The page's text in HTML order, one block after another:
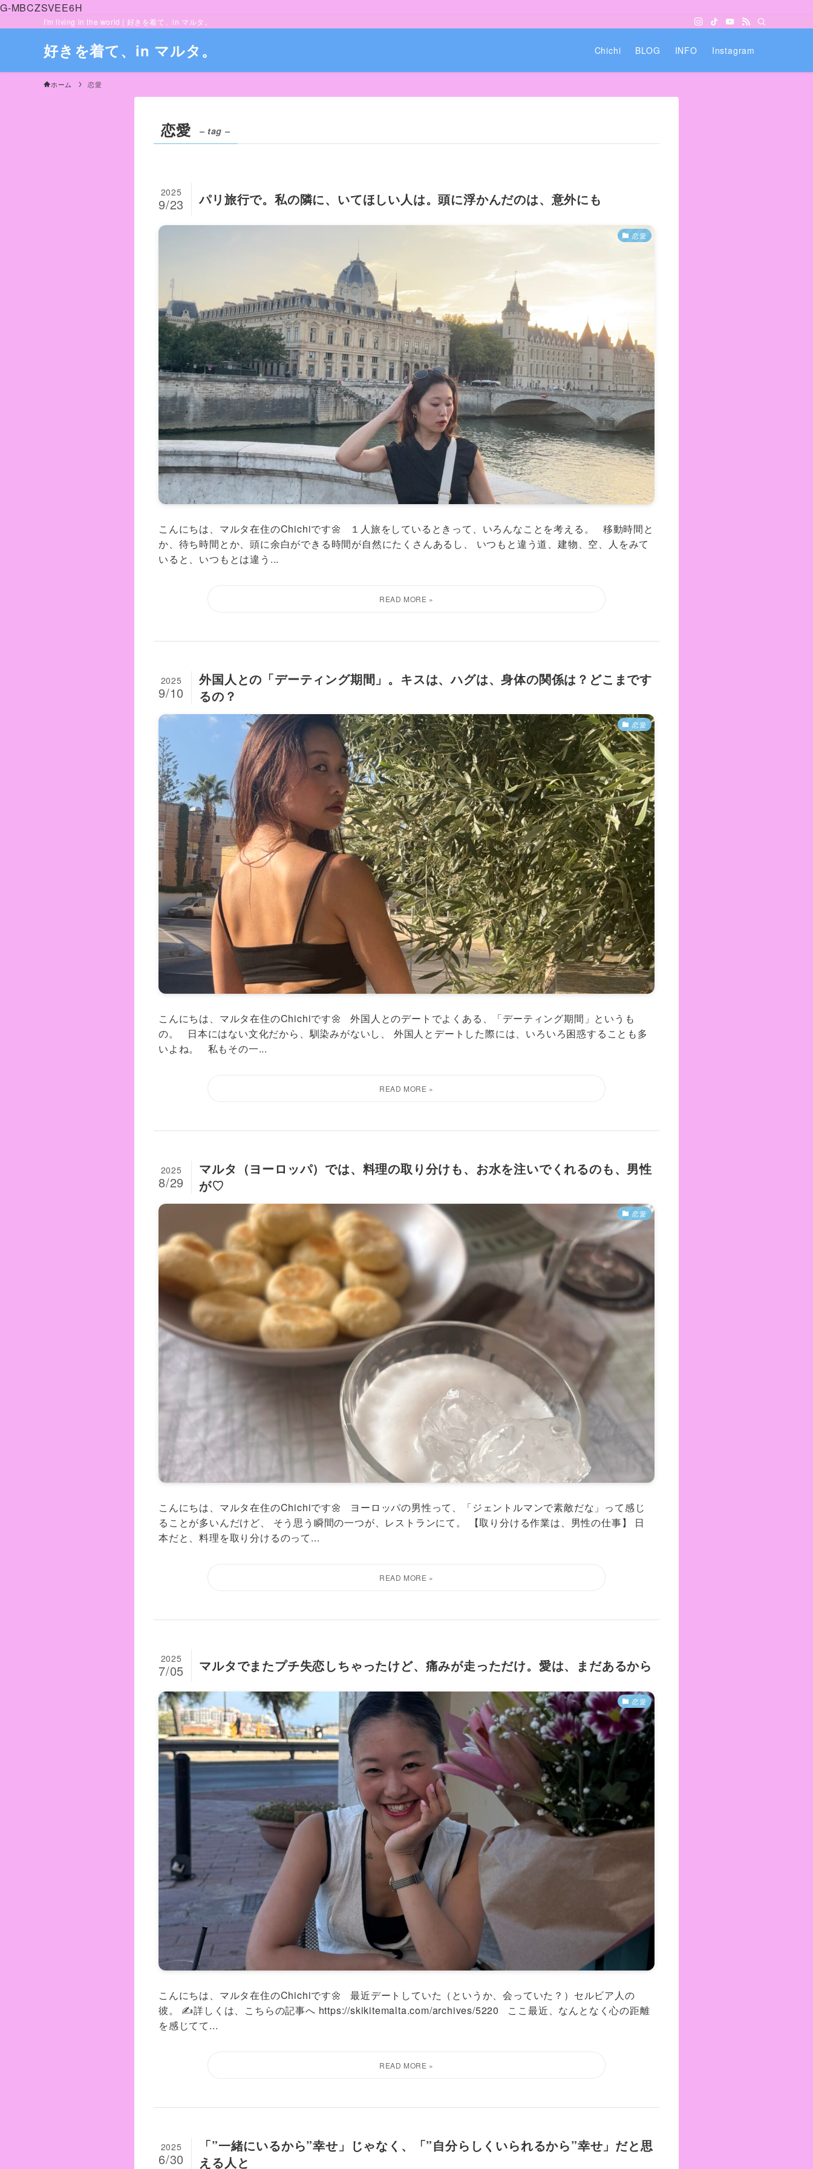
G-MBCZSVEE6H
I'm living in the world | 好きを着て、in マルタ。
好きを着て、in マルタ。 Chichi BLOG INFO Instagram
ホーム 恋愛
恋愛 – tag –
パリ旅行で。私の隣に、いてほしい人は。頭に浮かんだのは、意外にも
2025
9/23
恋愛
こんにちは、マルタ在住のChichiです🌼 １人旅をしているときって、いろんなことを考える。 移動時間と
か、待ち時間とか、頭に余白ができる時間が自然にたくさんあるし、 いつもと違う道、建物、空、人をみて
いると、いつもとは違う...
外国人との「デーティング期間」。キスは、ハグは、身体の関係は？どこまです
るの？
2025
9/10
恋愛
こんにちは、マルタ在住のChichiです🌼 外国人とのデートでよくある、「デーティング期間」というも
の。 日本にはない文化だから、馴染みがないし、 外国人とデートした際には、いろいろ困惑することも多
いよね。 私もその一...
マルタ（ヨーロッパ）では、料理の取り分けも、お水を注いでくれるのも、男性
が♡
2025
8/29
恋愛
こんにちは、マルタ在住のChichiです🌼 ヨーロッパの男性って、「ジェントルマンで素敵だな」って感じ
ることが多いんだけど、 そう思う瞬間の一つが、レストランにて。 【取り分ける作業は、男性の仕事】 日
本だと、料理を取り分けるのって...
マルタでまたプチ失恋しちゃったけど、痛みが走っただけ。愛は、まだあるから
2025
7/05
恋愛
こんにちは、マルタ在住のChichiです🌼 最近デートしていた（というか、会っていた？）セルビア人の
彼。 ✍️詳しくは、こちらの記事へ https://skikitemalta.com/archives/5220 ここ最近、なんとなく心の距離
を感じてて...
「”一緒にいるから”幸せ」じゃなく、「”自分らしくいられるから”幸せ」だと思
える人と
2025
6/30